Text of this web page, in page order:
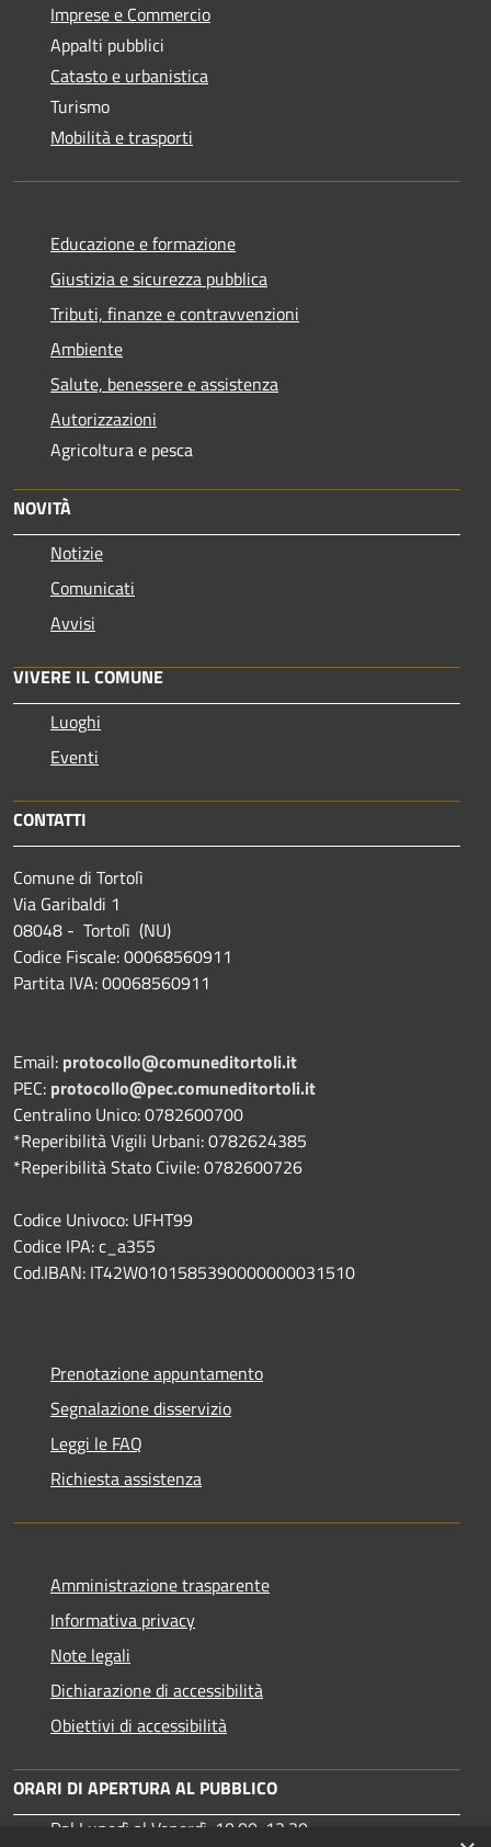
Imprese e Commercio
Appalti pubblici
Catasto e urbanistica
Turismo
Mobilità e trasporti
Educazione e formazione
Giustizia e sicurezza pubblica
Tributi, finanze e contravvenzioni
Ambiente
Salute, benessere e assistenza
Autorizzazioni
Agricoltura e pesca
NOVITÀ
Notizie
Comunicati
Avvisi
VIVERE IL COMUNE
Luoghi
Eventi
CONTATTI
Comune di Tortolì
Via Garibaldi 1
08048 - Tortolì (NU)
Codice Fiscale: 00068560911
Partita IVA: 00068560911
Email: protocollo@comuneditortoli.it
PEC: protocollo@pec.comuneditortoli.it
Centralino Unico: 0782600700
*Reperibilità Vigili Urbani: 0782624385
*Reperibilità Stato Civile: 0782600726
Codice Univoco: UFHT99
Codice IPA: c_a355
Cod.IBAN: IT42W0101585390000000031510
Prenotazione appuntamento
Segnalazione disservizio
Leggi le FAQ
Richiesta assistenza
Amministrazione trasparente
Informativa privacy
Note legali
Dichiarazione di accessibilità
Obiettivi di accessibilità
ORARI DI APERTURA AL PUBBLICO
Dal Lunedì al Venerdì: 10:00-13:30